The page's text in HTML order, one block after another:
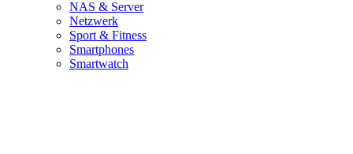
NAS & Server
Netzwerk
Sport & Fitness
Smartphones
Smartwatch